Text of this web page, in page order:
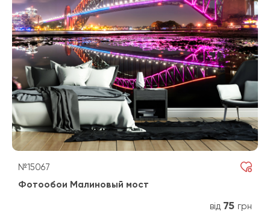
№15067
Фотообои Малиновый мост
від 75 грн